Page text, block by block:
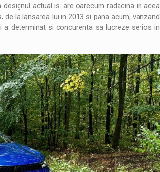
actual isi are oarecum radacina in acea
la lansarea lui in 2013 si pana acum, vanzand
a determinat si concurenta sa lucreze serios in